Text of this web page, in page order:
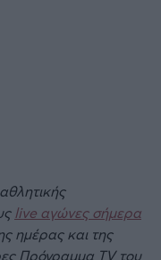
live αγώνες σήμερα
ημέρας και της
Πρόγραμμα TV του